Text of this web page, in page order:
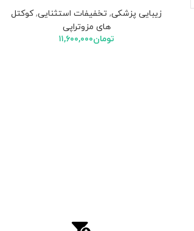
زیبایی پزشکی, تخفیفات استثنایی,کوکتل
های مزوتراپی
تومان۱۱,۶۰۰,۰۰۰